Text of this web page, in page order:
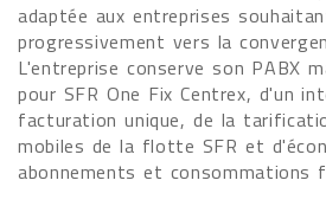
adaptée aux entreprises
progressivement vers la
L'entreprise conserve son PABX
pour SFR One Fix Centrex, d'un
facturation unique, de la
mobiles de la flotte SFR et
abonnements et consommations